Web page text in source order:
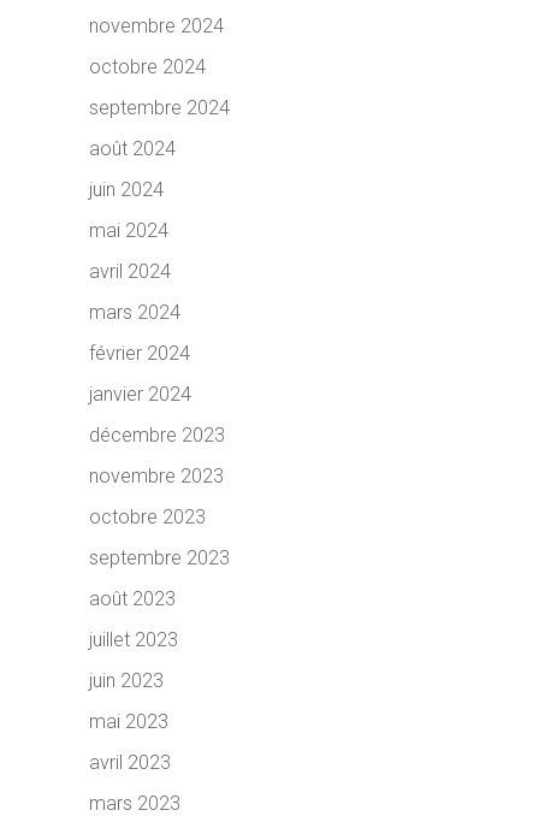
novembre 2024
octobre 2024
septembre 2024
août 2024
juin 2024
mai 2024
avril 2024
mars 2024
février 2024
janvier 2024
décembre 2023
novembre 2023
octobre 2023
septembre 2023
août 2023
juillet 2023
juin 2023
mai 2023
avril 2023
mars 2023